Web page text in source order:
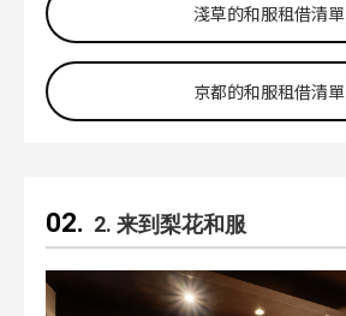
淺草的和服租借清單
京都的和服租借清單
2. 来到梨花和服